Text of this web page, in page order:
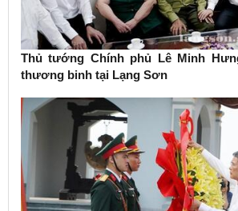
Thủ tướng Chính phủ Lê Minh
thương binh tại Lạng Sơn